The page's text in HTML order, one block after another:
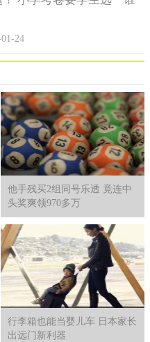
24
他手残买2组同号乐透 竟连中
头奖爽领970多万
行李箱也能当婴儿车 日本家长
出远门新利器